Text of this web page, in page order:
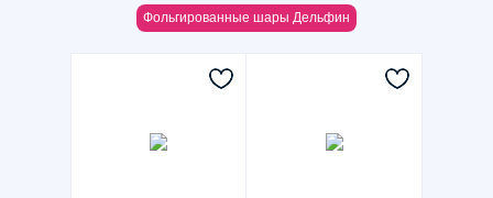
Фольгированные шары Дельфин